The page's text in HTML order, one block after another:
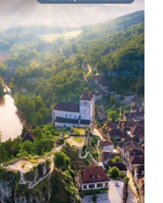
PANIER / DÉTAILS